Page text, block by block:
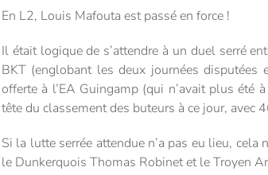
En L2, Louis Mafouta est passé en force !
Il était logique de s’attendre à un duel serré
BKT (englobant les deux journées disputées
offerte à l’EA Guingamp (qui n’avait plus été
tête du classement des buteurs à ce jour, avec
Si la lutte serrée attendue n’a pas eu lieu, cela
le Dunkerquois Thomas Robinet et le Troyen